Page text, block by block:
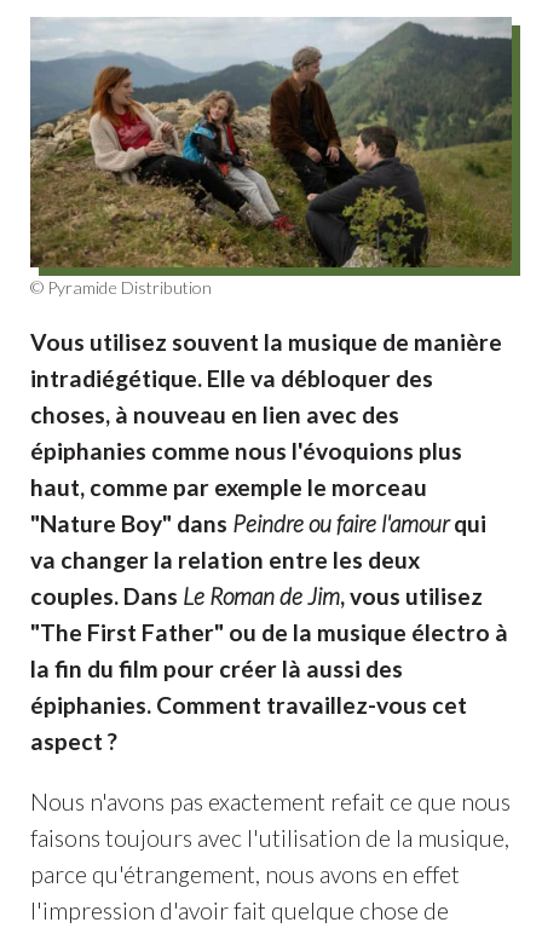
© Pyramide Distribution
Vous utilisez souvent la musique de manière
intradiégétique. Elle va débloquer des
choses, à nouveau en lien avec des
épiphanies comme nous l'évoquions plus
haut, comme par exemple le morceau
"Nature Boy" dans Peindre ou faire l'amourqui
va changer la relation entre les deux
couples. Dans Le Roman de Jim, vous utilisez
"The First Father" ou de la musique électro à
la fin du film pour créer là aussi des
épiphanies. Comment travaillez-vous cet
aspect ?
Nous n'avons pas exactement refait ce que nous
faisons toujours avec l'utilisation de la musique,
parce qu'étrangement, nous avons en effet
l'impression d'avoir fait quelque chose de